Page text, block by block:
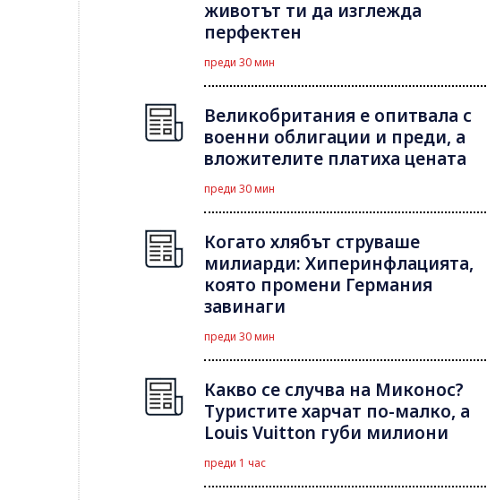
животът ти да изглежда
перфектен
преди 30 мин
Великобритания е опитвала с
военни облигации и преди, а
вложителите платиха цената
преди 30 мин
Когато хлябът струваше
милиарди: Хиперинфлацията,
която промени Германия
завинаги
преди 30 мин
Какво се случва на Миконос?
Туристите харчат по-малко, а
Louis Vuitton губи милиони
преди 1 час